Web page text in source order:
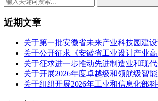
近期文章
关于第一批安徽省未来产业科技园建
关于公开征求《安徽省工业设计产业
关于征求进一步推动先进制造业和现
关于开展2026年度卓越级和领航级智
关于组织开展2026年工业和信息化部